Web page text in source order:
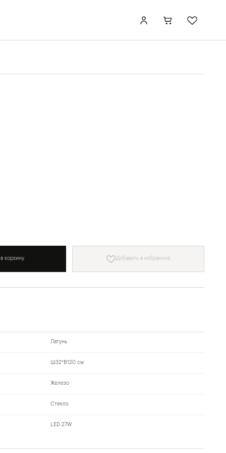
корзину Добавить в избранное
Латунь
Ш32*В120 см
Железо
Стекло
LED 27W